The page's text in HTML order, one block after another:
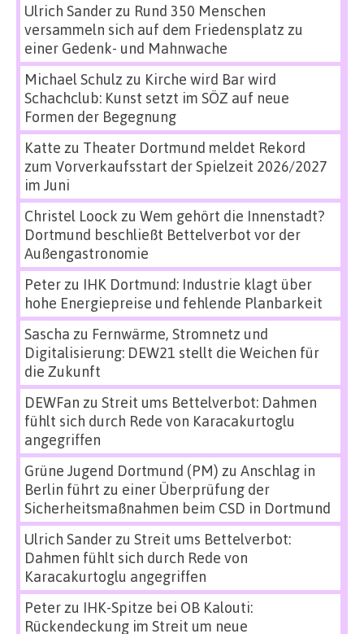
Ulrich Sanderzu Rund 350 Menschen
versammeln sich auf dem Friedensplatz zu
einer Gedenk- und Mahnwache
Michael Schulz zu Kirche wird Bar wird
Schachclub: Kunst setzt im SÖZ auf neue
Formen der Begegnung
Katte zu Theater Dortmund meldet Rekord
zum Vorverkaufsstart der Spielzeit 2026/2027
im Juni
Christel Loock zu Wem gehört die Innenstadt?
Dortmund beschließt Bettelverbot vor der
Außengastronomie
Peterzu IHK Dortmund: Industrie klagt über
hohe Energiepreise und fehlende Planbarkeit
Sascha zu Fernwärme, Stromnetz und
Digitalisierung: DEW21 stellt die Weichen für
die Zukunft
DEWFan zu Streit ums Bettelverbot: Dahmen
fühlt sich durch Rede von Karacakurtoglu
angegriffen
Grüne Jugend Dortmund (PM) zu Anschlag in
Berlin führt zu einer Überprüfung der
Sicherheitsmaßnahmen beim CSD in Dortmund
Ulrich Sanderzu Streit ums Bettelverbot:
Dahmen fühlt sich durch Rede von
Karacakurtoglu angegriffen
Peterzu IHK-Spitze bei OB Kalouti:
Rückendeckung im Streit um neue